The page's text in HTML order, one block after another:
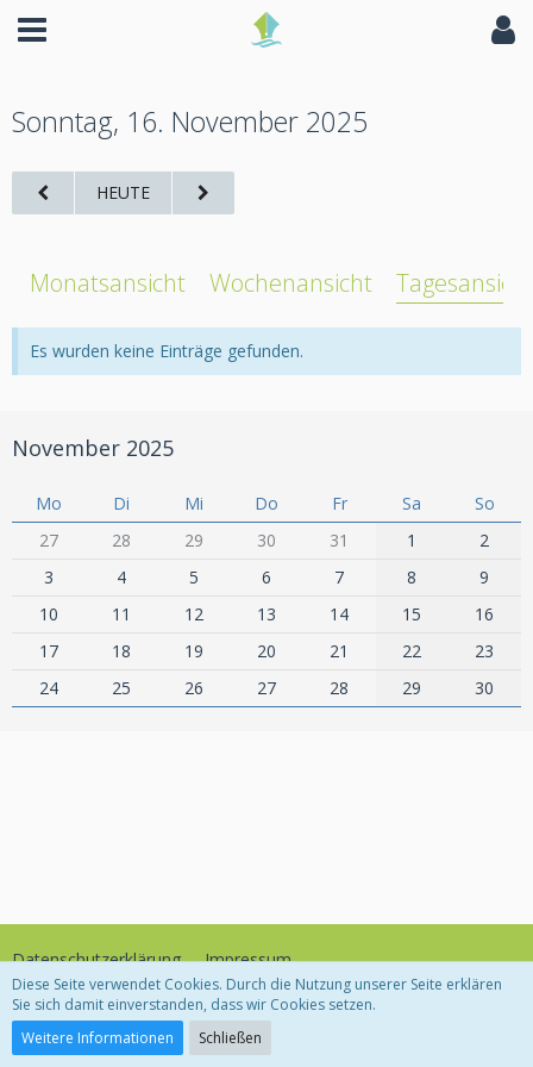
Sonntag, 16. November 2025
HEUTE
Monatsansicht Wochenansicht Tagesansicht
Es wurden keine Einträge gefunden.
November 2025
Mo Di Mi Do Fr Sa
So
27
28 29 30 31 1
2
3
4 5 6 7 8
9
10
11 12 13 14 15
16
17
18 19 20 21 22
23
24
25 26 27 28 29 30
Datenschutzerklärung Impressum
Community-Software:
Diese Seite verwendet Cookies. Durch die Nutzung unserer Seite erklären
Sie sich damit einverstanden, dass wir Cookies setzen.
Weitere Informationen
Schließen